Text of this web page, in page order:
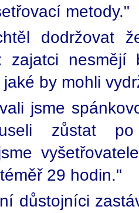
metody."
dodržovat
zajatci nesmějí
by mohli
jsme
zůstat
29 hodin."
důstojníci